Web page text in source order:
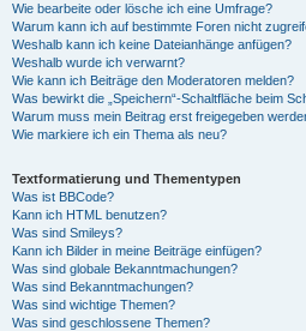
Wie bearbeite oder lösche ich eine Umfrage?
Warum kann ich auf bestimmte Foren nicht
Weshalb kann ich keine Dateianhänge anfügen?
Weshalb wurde ich verwarnt?
Wie kann ich Beiträge den Moderatoren melden?
Was bewirkt die „Speichern“-Schaltfläche beim
Warum muss mein Beitrag erst freigegeben
Wie markiere ich ein Thema als neu?
Textformatierung und Thementypen
Was ist BBCode?
Kann ich HTML benutzen?
Was sind Smileys?
Kann ich Bilder in meine Beiträge einfügen?
Was sind globale Bekanntmachungen?
Was sind Bekanntmachungen?
Was sind wichtige Themen?
Was sind geschlossene Themen?